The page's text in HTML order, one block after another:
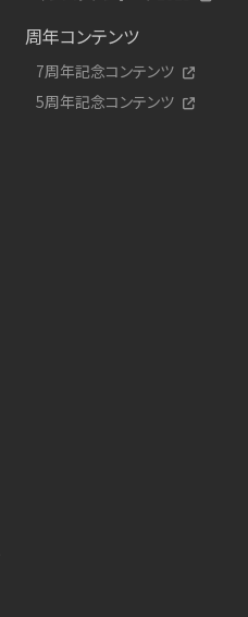
周年コンテンツ
7周年記念コンテンツ
5周年記念コンテンツ